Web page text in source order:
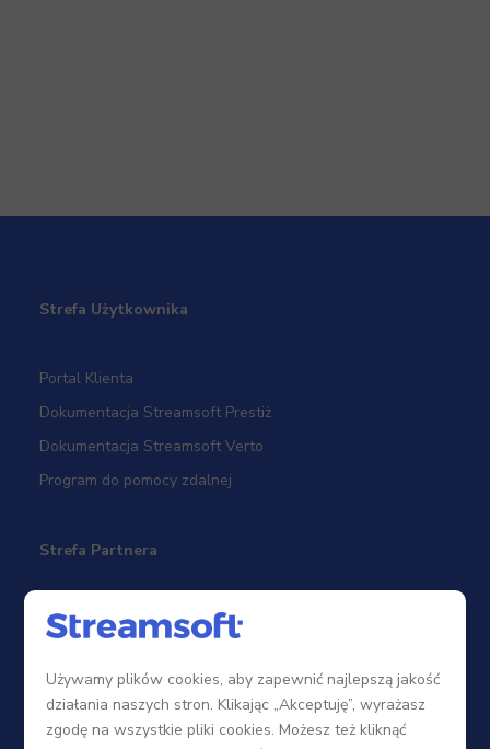
Strefa Użytkownika
Portal Klienta
Dokumentacja Streamsoft Prestiż
Dokumentacja Streamsoft Verto
Program do pomocy zdalnej
Strefa Partnera
Sieć sprzedaży
Szkolenia
Portal Partnera
Używamy plików cookies, aby zapewnić najlepszą jakość
działania naszych stron. Klikając „Akceptuję”, wyrażasz
zgodę na wszystkie pliki cookies. Możesz też kliknąć